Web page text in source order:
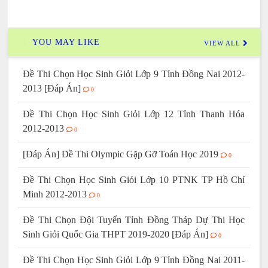
YOU MAY LIKE VIEW ALL
Đề Thi Chọn Học Sinh Giỏi Lớp 9 Tỉnh Đồng Nai 2012-
2013 [Đáp Án]
0
Đề Thi Chọn Học Sinh Giỏi Lớp 12 Tỉnh Thanh Hóa
2012-2013
0
[Đáp Án] Đề Thi Olympic Gặp Gỡ Toán Học 2019 0
Đề Thi Chọn Học Sinh Giỏi Lớp 10 PTNK TP Hồ Chí
Minh 2012-2013
0
Đề Thi Chọn Đội Tuyển Tỉnh Đồng Tháp Dự Thi Học
Sinh Giỏi Quốc Gia THPT 2019-2020 [Đáp Án]
0
Đề Thi Chọn Học Sinh Giỏi Lớp 9 Tỉnh Đồng Nai 2011-